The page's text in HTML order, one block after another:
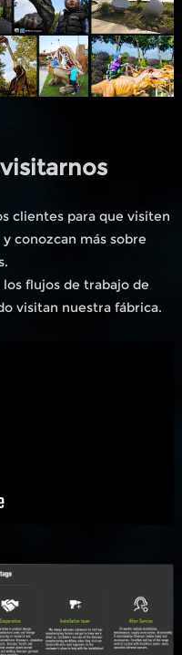
clientes para que visiten
conozcan más sobre
flujos de trabajo de
visitan nuestra fábrica.